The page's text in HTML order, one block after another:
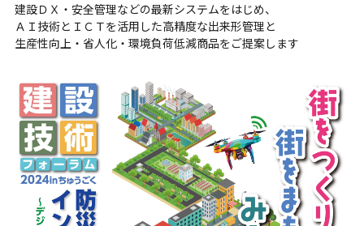
建設ＤＸ・安全管理などの最新システムをはじめ、
ＡＩ技術とＩＣＴを活用した高精度な出来形管理と
生産性向上・省人化・環境負荷低減商品をご提案します